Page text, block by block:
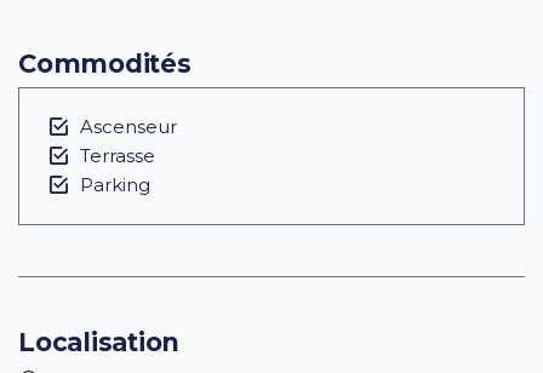
Commodités
Ascenseur
Terrasse
Parking
Localisation